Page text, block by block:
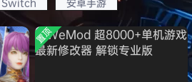
免安装中
文版
版，非虚
拟机
中
HYPERVI
SOR）免
安装中文
版
nt Evil
Requiem
）免安装
中文版
加入本站
19小时前
加入本站
19小时前
加入本站
8月5日
取 28 点积分 8月5日
签到获取
置顶